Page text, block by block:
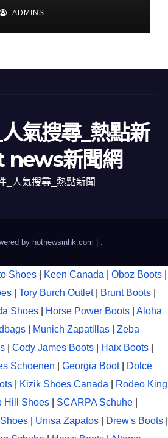
ADMINS
氣搜尋_熱點新
news新聞網
_人氣搜尋_熱點新聞
by hotnewsinhk.com |
Shoes Keen Canada Oboz Boots
Tory Burch Outlet Brunt Boots
Shoes Horse Power Boots
Aloha
Munich Zapatillas
Zeba
Cody James Boots Haix Boots
Schoenen Georgia Boot|
Dolce
Kizik Shoes Canada
Rodeo King
Hill Shoes SCARPA Schuhe
Unisa Zapatos Drew's Boots